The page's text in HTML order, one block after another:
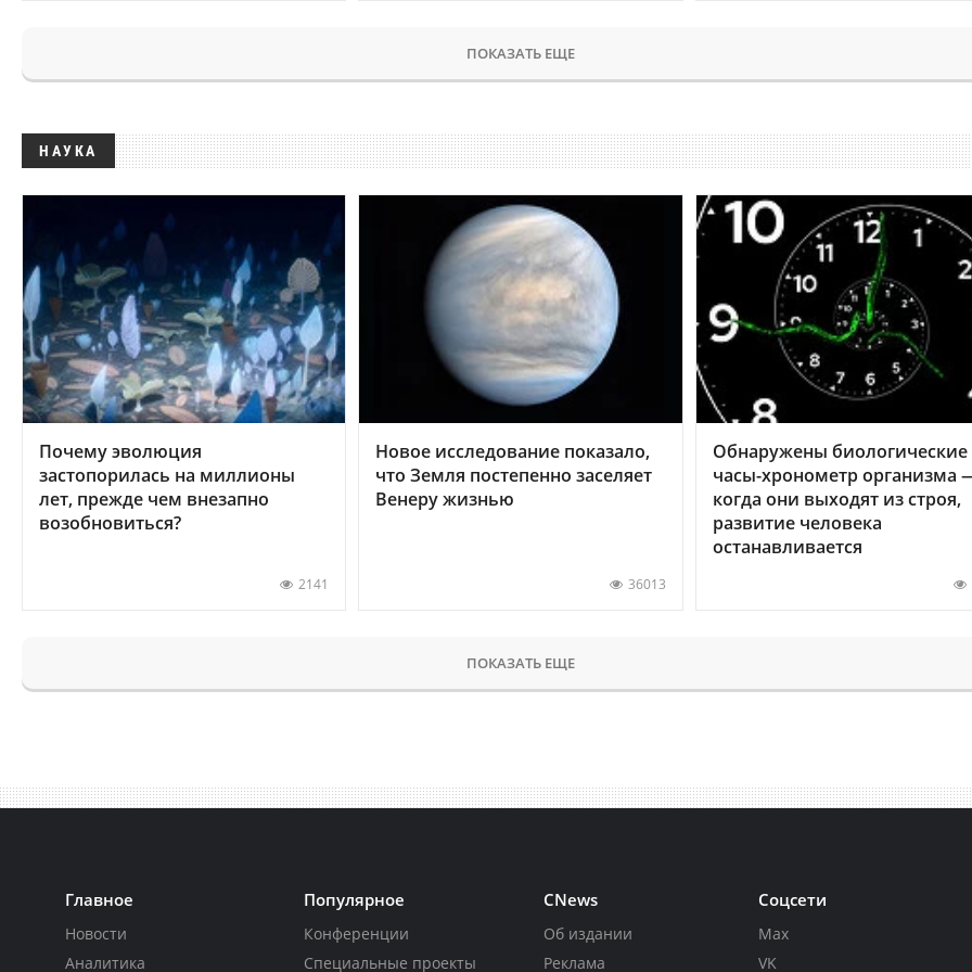
ПОКАЗАТЬ ЕЩЕ
НАУКА
Почему эволюция
застопорилась на миллионы
лет, прежде чем внезапно
возобновиться?
2141
Новое исследование показало,
что Земля постепенно заселяет
Венеру жизнью
36013
Обнаружены биологические
часы-хронометр организма
когда они выходят из строя,
развитие человека
останавливается
ПОКАЗАТЬ ЕЩЕ
Главное
Новости
Аналитика
Популярное
Конференции
Специальные проекты
CNews
Об издании
Реклама
Соцсети
Max
VK